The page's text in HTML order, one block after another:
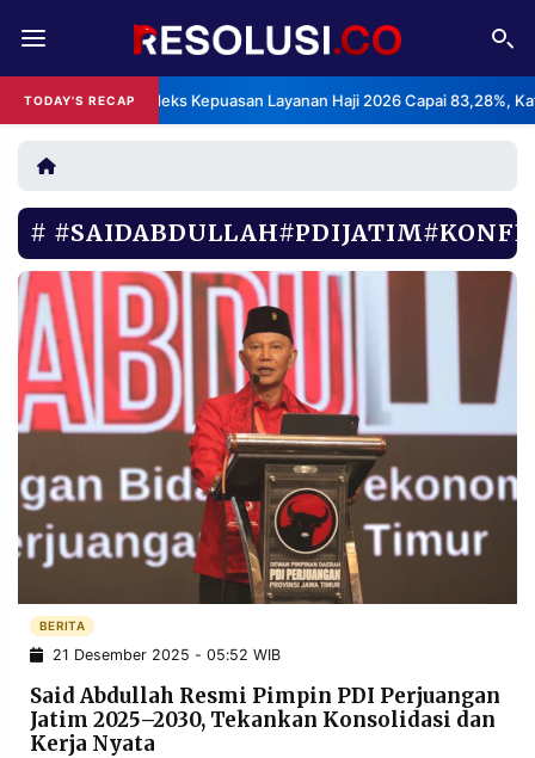
TODAY'S RECAP
BPS: Indeks Kepuasan Layanan Haji 2026 Capai 83,28%, Kategori
REDAKSI TENTANG
RESOLUSI IKLAN
RUBRIKASI
EDITORIAL AKSARA
FINANSIA PERSONA
DAERAH NASIONAL
MANCA SPORT
INFORMASI
PRIVACY
POLICY
BERITA
WARGA
INFORMASI
IKLAN
KIRIM
PENGADUAN TERM
SERVICE
BERITA
21 Desember 2025 - 05:52 WIB
Said Abdullah Resmi Pimpin PDI Perjuangan
Jatim 2025–2030, Tekankan Konsolidasi dan
Kerja Nyata